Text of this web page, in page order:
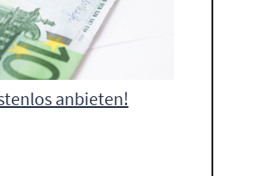
anbieten!